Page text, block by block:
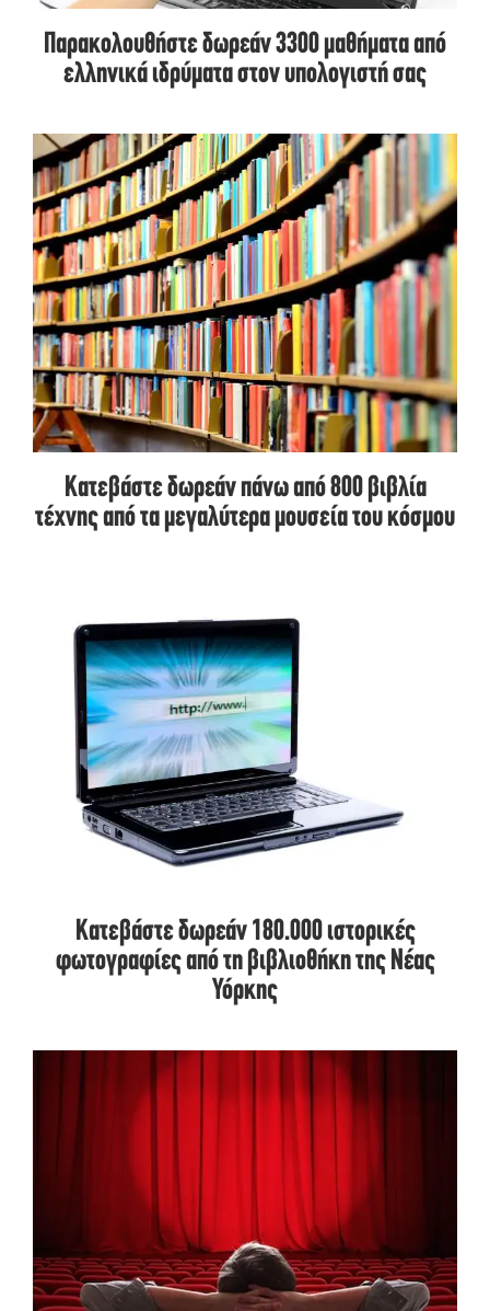
Παρακολουθήστε δωρεάν 3300 μαθήματα από
ελληνικά ιδρύματα στον υπολογιστή σας
Κατεβάστε δωρεάν πάνω από 800 βιβλία
τέχνης από τα μεγαλύτερα μουσεία του κόσμου
Κατεβάστε δωρεάν 180.000 ιστορικές
φωτογραφίες από τη βιβλιοθήκη της Νέας
Υόρκης